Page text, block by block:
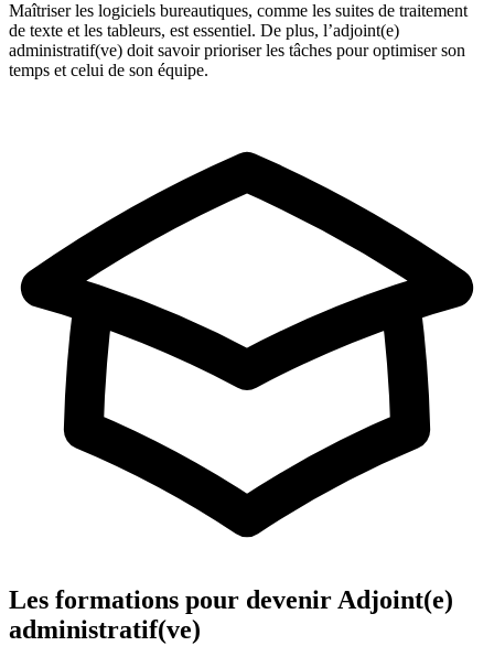
Maîtriser les logiciels bureautiques, comme les suites de traitement
de texte et les tableurs, est essentiel. De plus, l’adjoint(e)
administratif(ve) doit savoir prioriser les tâches pour optimiser son
temps et celui de son équipe.
Les formations pour devenir Adjoint(e)
administratif(ve)